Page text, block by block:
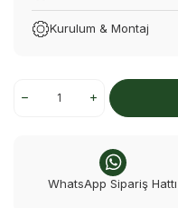
Kurulum & Montaj
WhatsApp Sipariş Hattı